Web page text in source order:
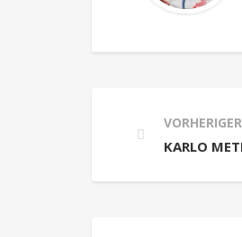
KARLO